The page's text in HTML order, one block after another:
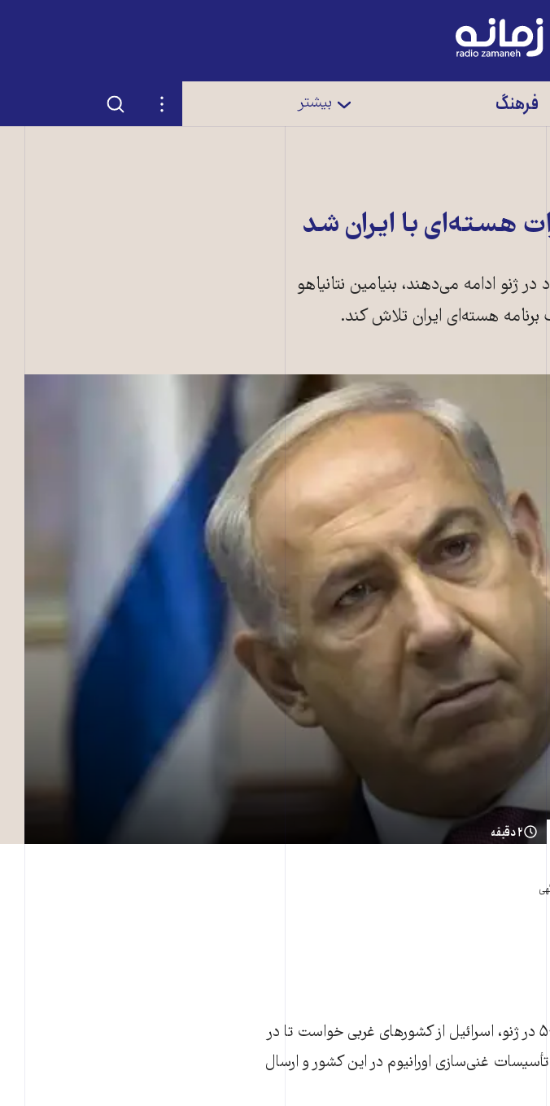
فرهنگ بیشتر تنظیمات جستجو
هسته‌ای با ايران شد
هسته‌ای خود در ژنو ادامه می‌دهند، بنيامين نتانياهو
هسته‌ای ايران تلاش کند.
۲ دقیقه
با آغاز مذاکرات هسته‌ای ايران و کشورهای گروه ۱+۵ در ژنو، اسرائيل از کشورهای غربی خواست تا در
غنی‌سازی اورانیوم در اين کشور و ارسال